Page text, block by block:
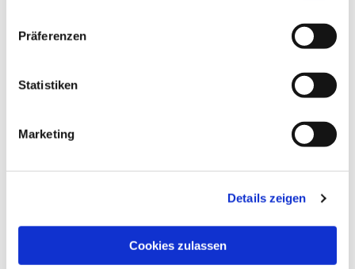
Präferenzen
Statistiken
Marketing
Details zeigen
Cookies zulassen